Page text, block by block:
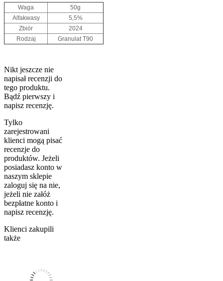
Waga
50g
Alfakwasy
5,5%
Zbiór
2024
Rodzaj
Granulat T90
Nikt jeszcze nie
napisał recenzji do
tego produktu.
Bądź pierwszy i
napisz recenzję.
Tylko
zarejestrowani
klienci mogą pisać
recenzje do
produktów. Jeżeli
posiadasz konto w
naszym sklepie
zaloguj się na nie,
jeżeli nie załóż
bezpłatne konto i
napisz recenzję.
Klienci zakupili
także